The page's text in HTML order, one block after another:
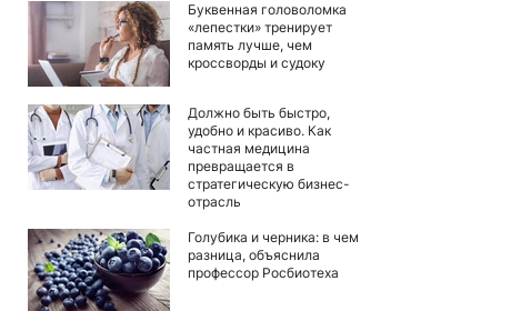
Буквенная головоломка
«лепестки» тренирует
память лучше, чем
кроссворды и судоку
Должно быть быстро,
удобно и красиво. Как
частная медицина
превращается в
стратегическую бизнес-
отрасль
Голубика и черника: в чем
разница, объяснила
профессор Росбиотеха